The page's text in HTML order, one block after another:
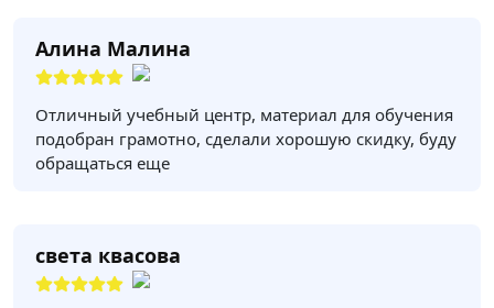
Алина Малина
Отличный учебный центр, материал для обучения
подобран грамотно, сделали хорошую скидку, буду
обращаться еще
света квасова